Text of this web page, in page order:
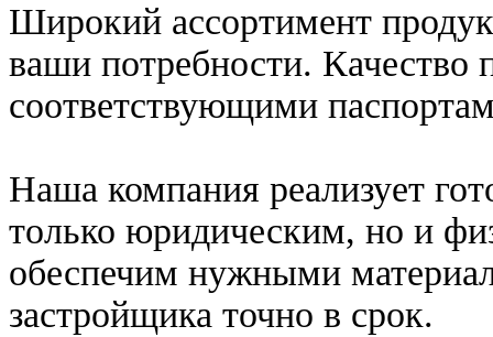
Широкий ассортимент
ваши потребности. Качество
соответствующими
Наша компания реализует
только юридическим, но и
обеспечим нужными
застройщика точно в срок.